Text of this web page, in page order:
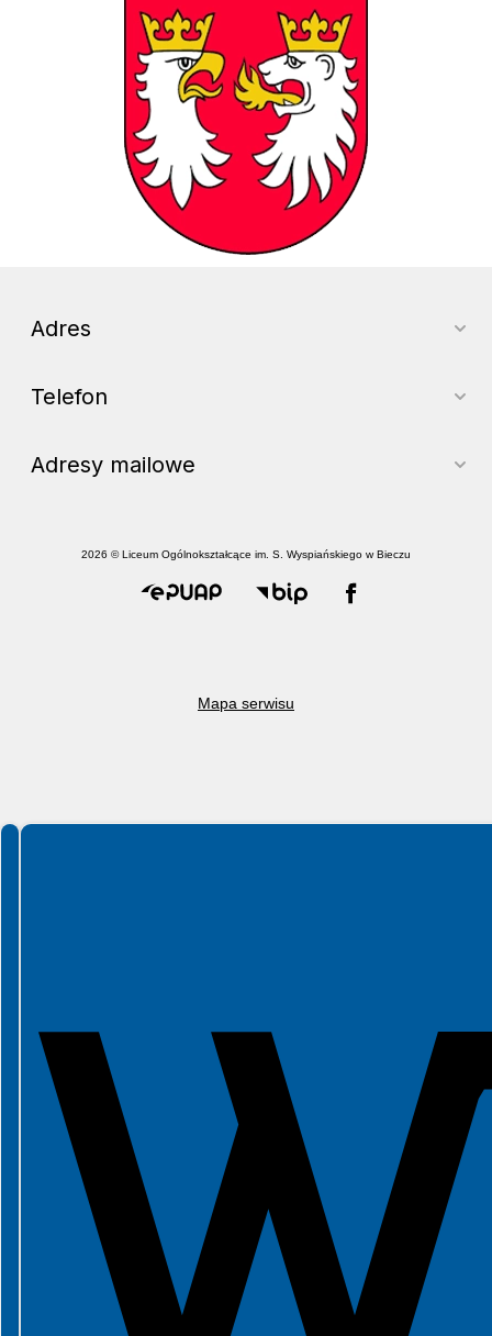
Adres
Telefon
Adresy mailowe
2026 © Liceum Ogólnokształcące im. S. Wyspiańskiego w Bieczu
Mapa serwisu
Spełniamy standardy WCAG 2.2
Spełniamy standardy W3C